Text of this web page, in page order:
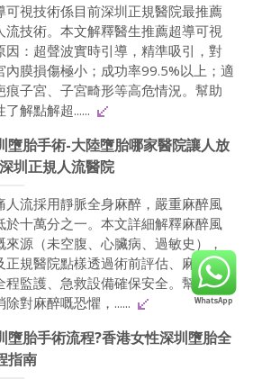
可視技術係目前深圳正規醫院最推薦
流技術。本文解釋醫生推薦超導可視
因：超聲波實時引導，精準吸引，對
內膜損傷極小；成功率99.5%以上；適
痕子宮、子宮畸形等高危情況。幫助
了解點解超......
墮胎手術-大陸墮胎哪家醫院讓人放
圳正規人流醫院
人流採用靜脈全身麻醉，嚴重麻醉風
於十萬分之一。本文詳細解釋麻醉風
來源（未空腹、心臟病、過敏史），
正規醫院點樣透過術前評估、麻醉醫
程監護、急救設備確保安全。幫助港
除對麻醉嘅恐懼，......
墮胎手術流程?香港女性深圳墮胎全
指南